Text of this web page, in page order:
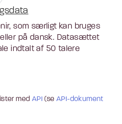
som særligt kan bruges
på dansk. Datasættet
indtalt af 50 talere
med API (seAPI-dokument